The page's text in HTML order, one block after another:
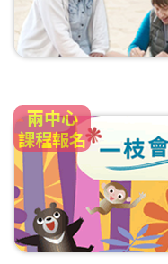
兩中心
課程報名